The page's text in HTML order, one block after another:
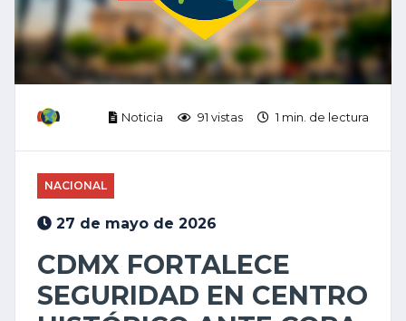
Noticia 91 vistas 1 min. de lectura
NACIONAL
27 de mayo de 2026
CDMX FORTALECE
SEGURIDAD EN CENTRO